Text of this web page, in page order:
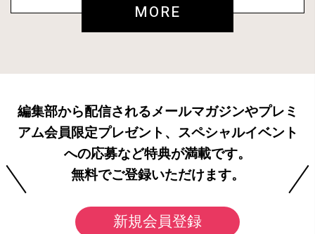
MORE
編集部から配信されるメールマガジンやプレミ
アム会員限定プレゼント、スペシャルイベント
への応募など特典が満載です。
無料でご登録いただけます。
新規会員登録